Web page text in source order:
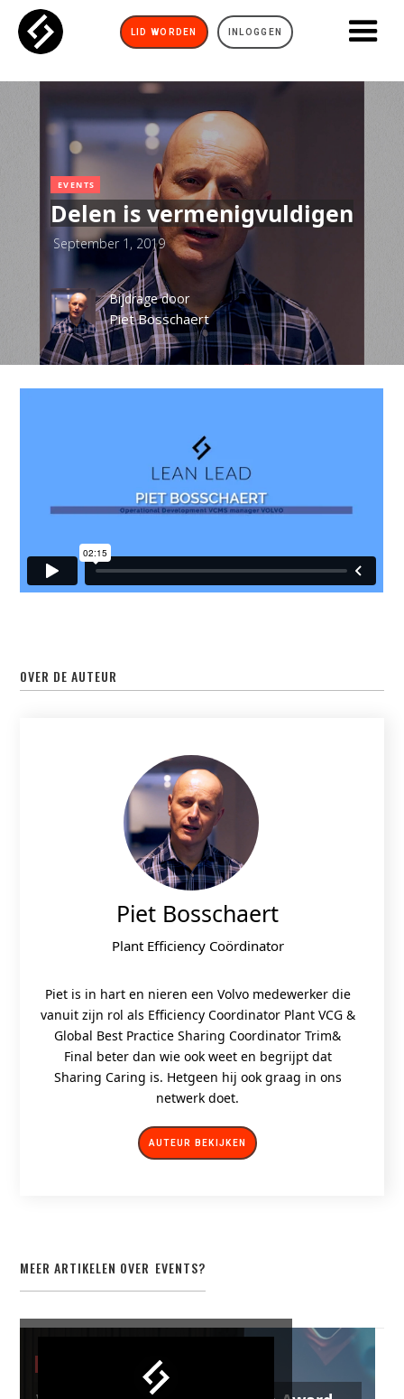
LID WORDEN INLOGGEN
EVENTS
Delen is vermenigvuldigen
September 1, 2019
Bijdrage door
Piet Bosschaert
OVER DE AUTEUR
Piet Bosschaert
Plant Efficiency Coördinator
Piet is in hart en nieren een Volvo medewerker die
vanuit zijn rol als Efficiency Coordinator Plant VCG &
Global Best Practice Sharing Coordinator Trim&
Final beter dan wie ook weet en begrijpt dat
Sharing Caring is. Hetgeen hij ook graag in ons
netwerk doet.
AUTEUR BEKIJKEN
MEER ARTIKELEN OVER EVENTS?